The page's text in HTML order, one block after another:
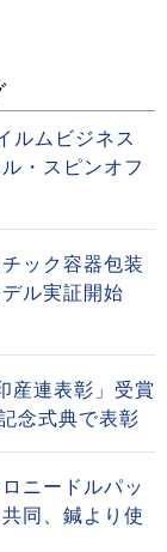
ムビジネス
・スピンオフ
ック容器包装
デル実証開始
連表彰」受賞
念式典で表彰
ニードルパッ
同、鍼より使